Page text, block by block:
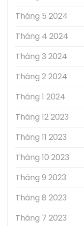
Tháng 5 2024
Tháng 4 2024
Tháng 3 2024
Tháng 2 2024
Tháng 1 2024
Tháng 12 2023
Tháng 11 2023
Tháng 10 2023
Tháng 9 2023
Tháng 8 2023
Tháng 7 2023